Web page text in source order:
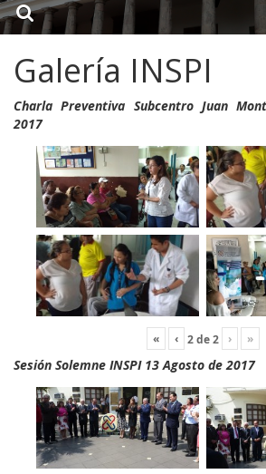
Galería INSPI
Charla Preventiva Subcentro Juan
2017
« ‹ 2de2 › »
Sesión Solemne INSPI 13 Agosto de 2017